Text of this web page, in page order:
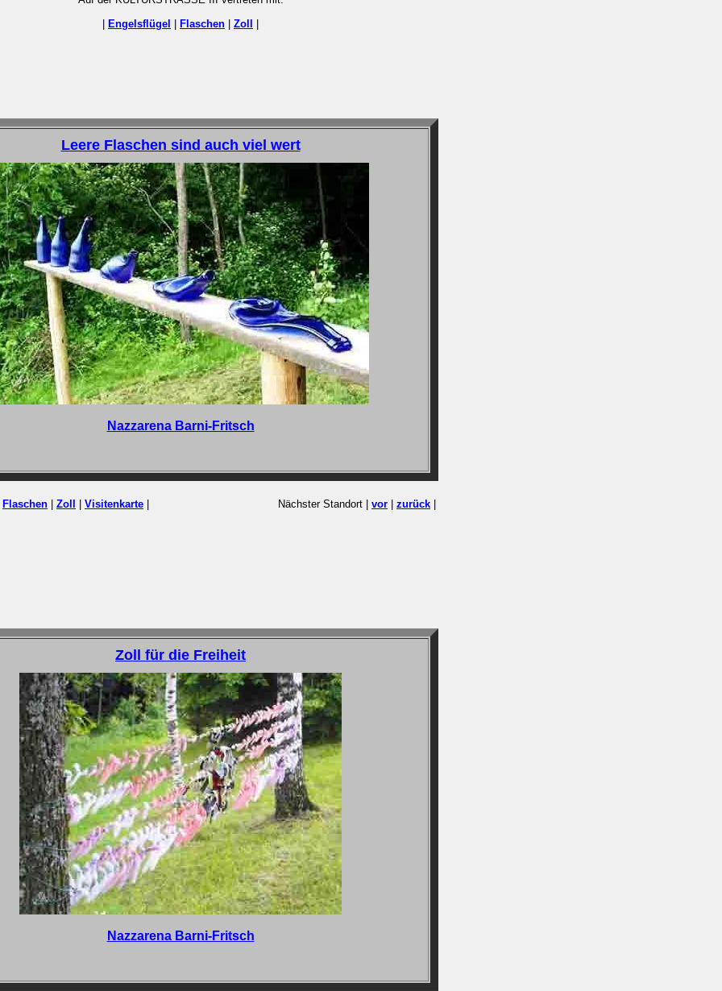
Engelsflügel Flaschen Zoll
Leere Flaschen sind auch viel wert
Nazzarena Barni-Fritsch
Flaschen Zoll Visitenkarte Nächster Standort | vor zurück
Zoll für die Freiheit
Nazzarena Barni-Fritsch